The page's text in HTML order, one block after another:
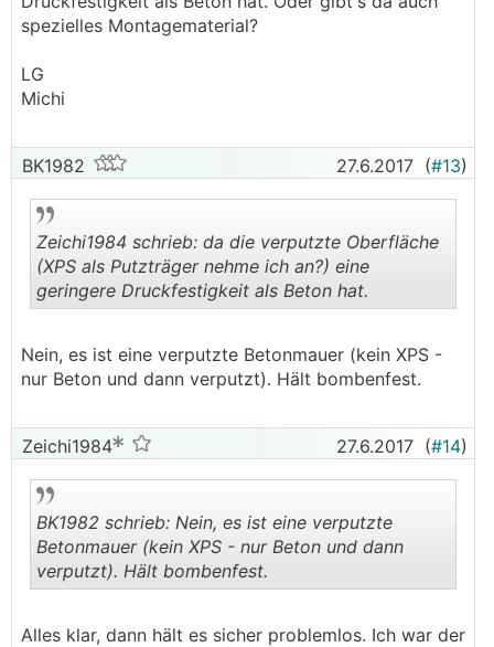
spezielles Montagematerial?
LG
Michi
BK1982 27.6.2017 (#13)
Zeichi1984 schrieb: da die verputzte Oberfläche
(XPS als Putzträger nehme ich an?) eine
geringere Druckfestigkeit als Beton hat.
Nein, es ist eine verputzte Betonmauer (kein XPS -
nur Beton und dann verputzt). Hält bombenfest.
Zeichi1984 27.6.2017 (#14)
BK1982 schrieb: Nein, es ist eine verputzte
Betonmauer (kein XPS - nur Beton und dann
verputzt). Hält bombenfest.
Alles klar, dann hält es sicher problemlos. Ich war der